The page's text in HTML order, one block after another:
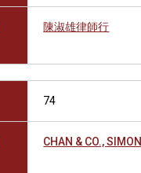
陳淑雄律師行
74
CHAN & CO., SIMON